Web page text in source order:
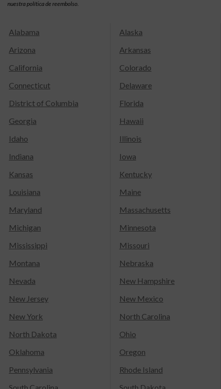
nuestra política de reembolso.
Alabama
Alaska
Arizona
Arkansas
California
Colorado
Connecticut
Delaware
District of Columbia
Florida
Georgia
Hawaii
Idaho
Illinois
Indiana
Iowa
Kansas
Kentucky
Louisiana
Maine
Maryland
Massachusetts
Michigan
Minnesota
Mississippi
Missouri
Montana
Nebraska
Nevada
New Hampshire
New Jersey
New Mexico
New York
North Carolina
North Dakota
Ohio
Oklahoma
Oregon
Pennsylvania
Rhode Island